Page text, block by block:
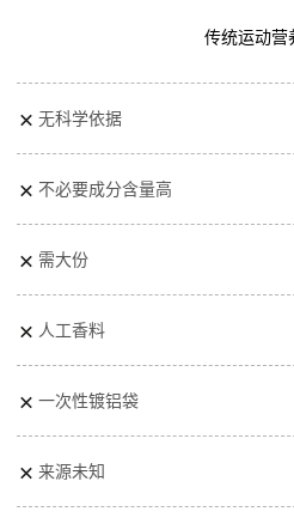
传统运动营
无科学依据
不必要成分含量高
需大份
人工香料
一次性镀铝袋
来源未知